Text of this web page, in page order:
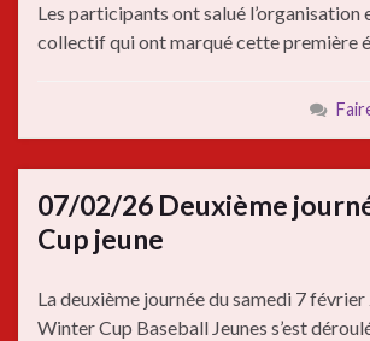
Les participants ont salué l’organisation
collectif qui ont marqué cette première
07/02/26 Deuxième
Cup jeune
La deuxième journée du samedi 7
Winter Cup Baseball Jeunes s’est